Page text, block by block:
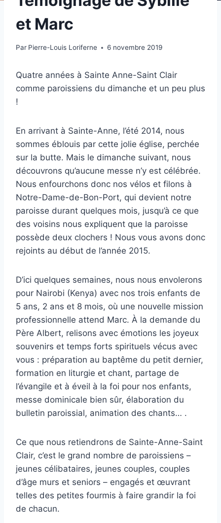
et Marc
Par Pierre-Louis Loriferne 6 novembre 2019
Quatre années à Sainte Anne-Saint Clair
comme paroissiens du dimanche et un peu plus
!
En arrivant à Sainte-Anne, l’été 2014, nous
sommes éblouis par cette jolie église, perchée
sur la butte. Mais le dimanche suivant, nous
découvrons qu’aucune messe n’y est célébrée.
Nous enfourchons donc nos vélos et filons à
Notre-Dame-de-Bon-Port, qui devient notre
paroisse durant quelques mois, jusqu’à ce que
des voisins nous expliquent que la paroisse
possède deux clochers ! Nous vous avons donc
rejoints au début de l’année 2015.
D’ici quelques semaines, nous nous envolerons
pour Nairobi (Kenya) avec nos trois enfants de
5 ans, 2 ans et 8 mois, où une nouvelle mission
professionnelle attend Marc. À la demande du
Père Albert, relisons avec émotions les joyeux
souvenirs et temps forts spirituels vécus avec
vous : préparation au baptême du petit dernier,
formation en liturgie et chant, partage de
l’évangile et à éveil à la foi pour nos enfants,
messe dominicale bien sûr, élaboration du
bulletin paroissial, animation des chants… .
Ce que nous retiendrons de Sainte-Anne-Saint
Clair, c’est le grand nombre de paroissiens –
jeunes célibataires, jeunes couples, couples
d’âge murs et seniors – engagés et œuvrant
telles des petites fourmis à faire grandir la foi
de chacun.